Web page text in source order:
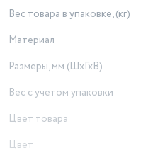
Вес товара в упаковке, (кг)
Материал
Размеры, мм (ШхГхВ)
Вес с учетом упаковки
Цвет товара
Цвет